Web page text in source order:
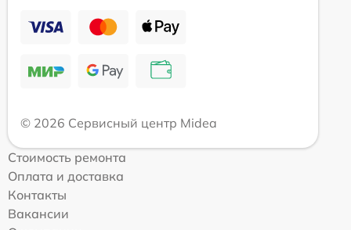
© 2026 Сервисный центр Midea
Стоимость ремонта
Оплата и доставка
Контакты
Вакансии